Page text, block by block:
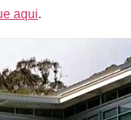
aqui.